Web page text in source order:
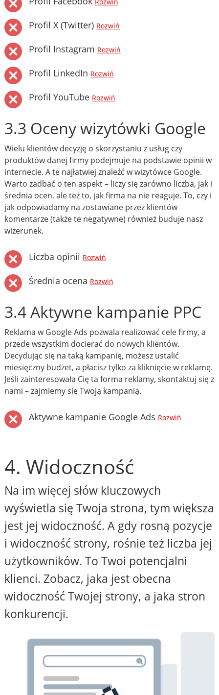
Rozwiń
Profil X (Twitter) Rozwiń
Profil Instagram Rozwiń
Profil LinkedIn Rozwiń
Profil YouTube Rozwiń
3.3 Oceny wizytówki Google
Wielu klientów decyzję o skorzystaniu z usług czy
produktów danej firmy podejmuje na podstawie opinii w
internecie. A te najłatwiej znaleźć w wizytówce Google.
Warto zadbać o ten aspekt – liczy się zarówno liczba, jak i
średnia ocen, ale też to, jak firma na nie reaguje. To, czy i
jak odpowiadamy na zostawiane przez klientów
komentarze (także te negatywne) również buduje nasz
wizerunek.
Liczba opinii Rozwiń
Średnia ocena Rozwiń
3.4 Aktywne kampanie PPC
Reklama w Google Ads pozwala realizować cele firmy, a
przede wszystkim docierać do nowych klientów.
Decydując się na taką kampanię, możesz ustalić
miesięczny budżet, a płacisz tylko za kliknięcie w reklamę.
Jeśli zainteresowała Cię ta forma reklamy, skontaktuj się z
nami – zajmiemy się Twoją kampanią.
Aktywne kampanie Google Ads Rozwiń
4. Widoczność
Na im więcej słów kluczowych
wyświetla się Twoja strona, tym większa
jest jej widoczność. A gdy rosną pozycje
i widoczność strony, rośnie też liczba jej
użytkowników. To Twoi potencjalni
klienci. Zobacz, jaka jest obecna
widoczność Twojej strony, a jaka stron
konkurencji.